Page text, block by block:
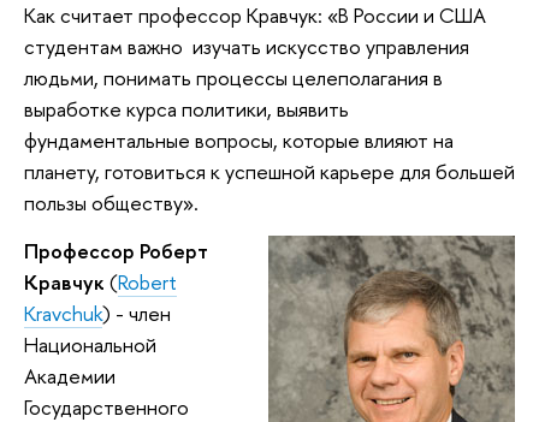
Как считает профессор Кравчук: «В России и США
студентам важно изучать искусство управления
людьми, понимать процессы целеполагания в
выработке курса политики, выявить
фундаментальные вопросы, которые влияют на
планету, готовиться к успешной карьере для большей
пользы обществу».
Профессор Роберт
Кравчук (Robert
Kravchuk) - член
Национальной
Академии
Государственного